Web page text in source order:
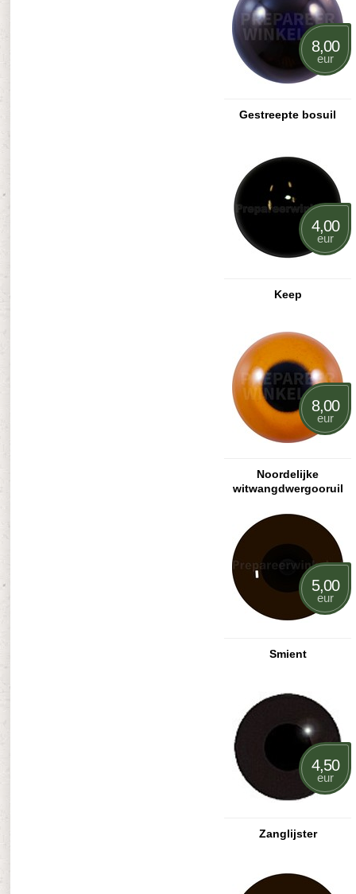
Gestreepte bosuil
8,00
eur
Keep
4,00
eur
Noordelijke
witwangdwergooruil
8,00
eur
Smient
5,00
eur
Zanglijster
4,50
eur